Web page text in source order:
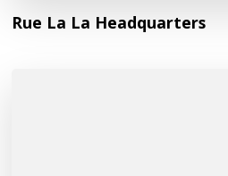
Rue La La Headquarters